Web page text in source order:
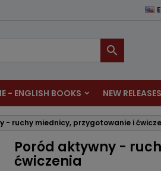

- ENGLISH BOOKS NEW RELEASES
- ruchy miednicy, przygotowanie i
Poród aktywny -
ćwiczenia
Cancel Create wishlist
in your wishlist.